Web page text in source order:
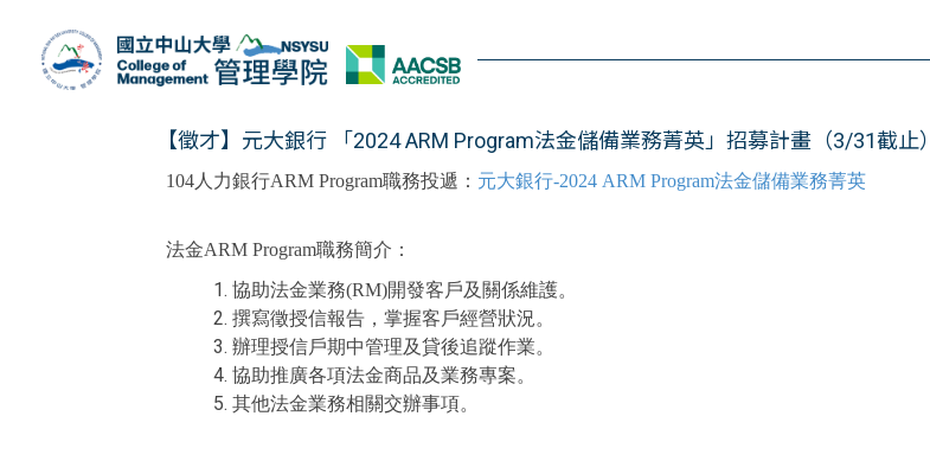
【徵才】元大銀行 「2024 ARM Program法金儲備業務菁英」招募計畫（3/31截止）
104人力銀行ARM Program職務投遞： 元大銀行-2024 ARM Program法金儲備業務菁英
法金ARM Program職務簡介：
協助法金業務(RM)開發客戶及關係維護。
撰寫徵授信報告，掌握客戶經營狀況。
辦理授信戶期中管理及貸後追蹤作業。
協助推廣各項法金商品及業務專案。
其他法金業務相關交辦事項。